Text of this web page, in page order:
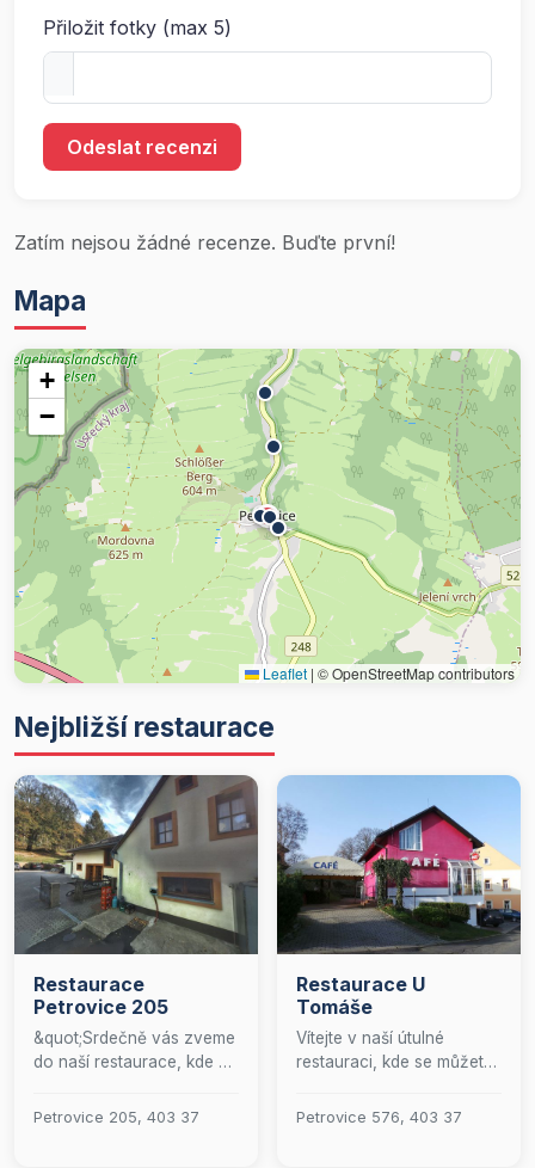
Přiložit fotky (max 5)
Odeslat recenzi
Zatím nejsou žádné recenze. Buďte první!
Mapa
+
−
Leaflet | © OpenStreetMap contributors
Nejbližší restaurace
Restaurace
Petrovice 205
&quot;Srdečně vás zveme
do naší restaurace, kde se
chuťové zážitky s láskou
Petrovice 205, 403 37
Restaurace U
Tomáše
Vítejte v naší útulné
restauraci, kde se můžete
české kuchyně
Petrovice 576, 403 37